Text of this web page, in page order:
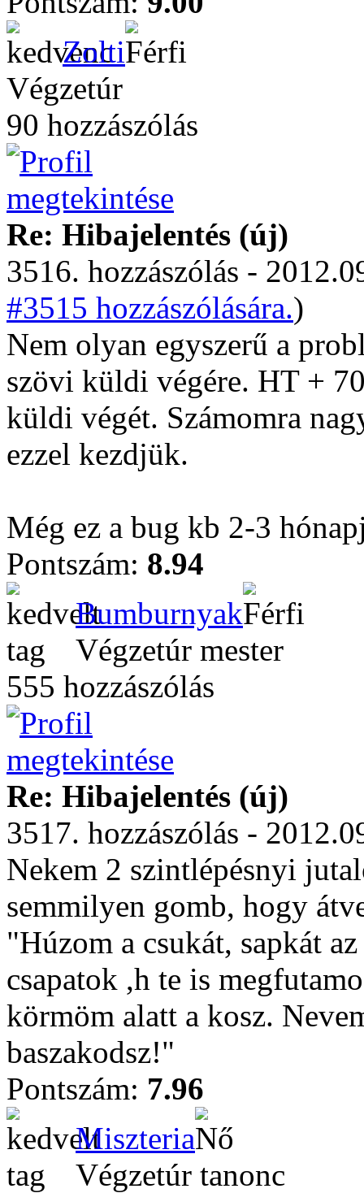
Zolti
Végzetúr
90 hozzászólás
Re: Hibajelentés (új)
3516. hozzászólás -
#3515 hozzászólására.)
Nem olyan egyszerű a
szövi küldi végére. HT +
küldi végét. Számomra
ezzel kezdjük.
Még ez a bug kb 2-3
Pontszám: 8.94
Bumburnyak
Végzetúr mester
555 hozzászólás
Re: Hibajelentés (új)
3517. hozzászólás -
Nekem 2 szintlépésnyi
semmilyen gomb, hogy
"Húzom a csukát, sapkát
csapatok ,h te is
körmöm alatt a kosz.
baszakodsz!"
Pontszám: 7.96
Miszteria
Végzetúr tanonc